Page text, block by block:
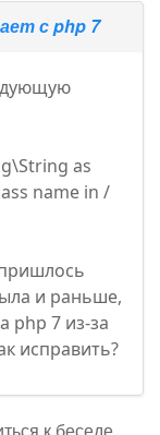
с php 7
as
name in /
и раньше,
php 7 из-за
исправить?